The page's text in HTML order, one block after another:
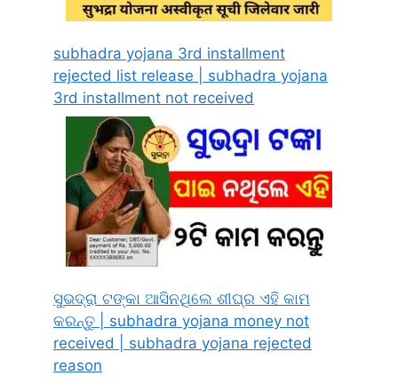
subhadra yojana 3rd installment
rejected list release | subhadra yojana
3rd installment not received
ସୁଭଦ୍ରା ଟଙ୍କା ଆସିନଥିଲେ ଶୀଘ୍ର ଏହି କାମ
କରନ୍ତୁ | subhadra yojana money not
received | subhadra yojana rejected
reason